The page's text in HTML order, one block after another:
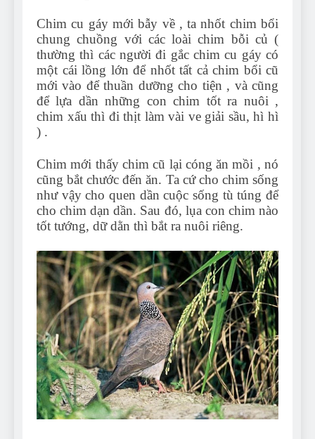
Chim cu gáy mới bẫy về , ta nhốt chim bổi
chung chuồng với các loài chim bỗi củ (
thường thì các người đi gắc chim cu gáy có
một cái lồng lớn để nhốt tất cả chim bổi cũ
mới vào để thuần dưỡng cho tiện , và cũng
để lựa dần những con chim tốt ra nuôi ,
chim xấu thì đi thịt làm vài ve giải sầu, hì hì
) .
Chim mới thấy chim cũ lại cóng ăn mồi , nó
cũng bắt chước đến ăn. Ta cứ cho chim sống
như vậy cho quen dần cuộc sống tù túng để
cho chim dạn dần. Sau đó, lụa con chim nào
tốt tướng, dữ dằn thì bắt ra nuôi riêng.